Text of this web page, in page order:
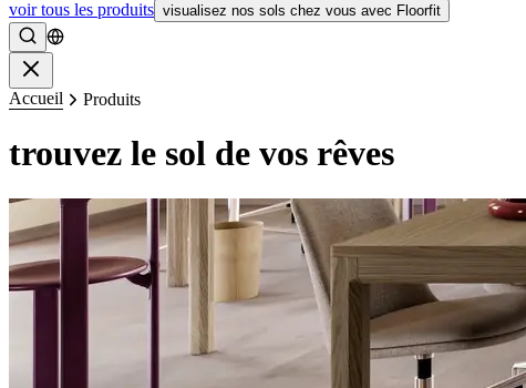
voir tous les produits visualisez nos sols chez vous avec Floorfit
Rechercher
Accueil Produits
trouvez le sol de vos rêves